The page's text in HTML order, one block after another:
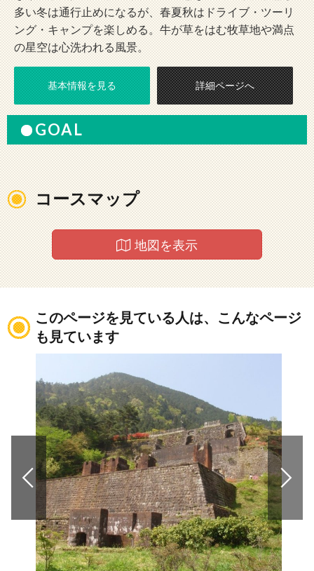
多い冬は通行止めになるが、春夏秋はドライブ・ツーリ
ング・キャンプを楽しめる。牛が草をはむ牧草地や満点
の星空は心洗われる風景。
基本情報を見る 詳細ページへ
GOAL
コースマップ
地図を表示
このページを見ている人は、こんなページ
も見ています